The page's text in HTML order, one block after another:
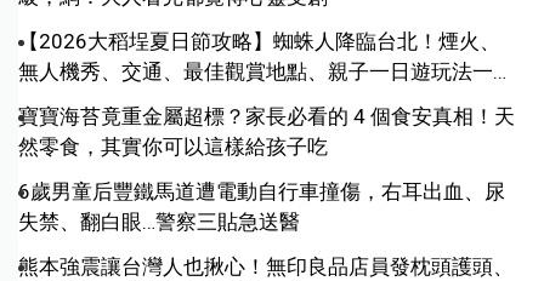
【2026大稻埕夏日節攻略】蜘蛛人降臨台北！煙火、
無人機秀、交通、最佳觀賞地點、親子一日遊玩法一次
收藏
寶寶海苔竟重金屬超標？家長必看的 4 個食安真相！天
然零食，其實你可以這樣給孩子吃
6歲男童后豐鐵馬道遭電動自行車撞傷，右耳出血、尿
失禁、翻白眼…警察三貼急送醫
熊本強震讓台灣人也揪心！無印良品店員發枕頭護頭、